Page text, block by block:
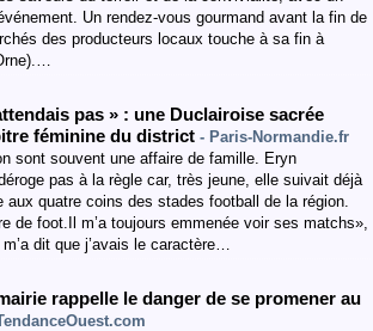
Un rendez-vous gourmand avant la fin de
des producteurs locaux touche à sa fin à
pas » : une Duclairoise sacrée
féminine du district - Paris-Normandie.fr
sont souvent une affaire de famille. Eryn
pas à la règle car, très jeune, elle suivait déjà
aux quatre coins des stades football de la région.
de foot.Il m’a toujours emmenée voir ses matchs»,
dit que j’avais le caractère…
rappelle le danger de se promener au